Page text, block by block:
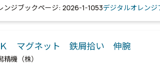
ンジブックページ: 2026-1-1053デジタルオレンジ
マグネット 鉄屑拾い 伸腕
精機（株）